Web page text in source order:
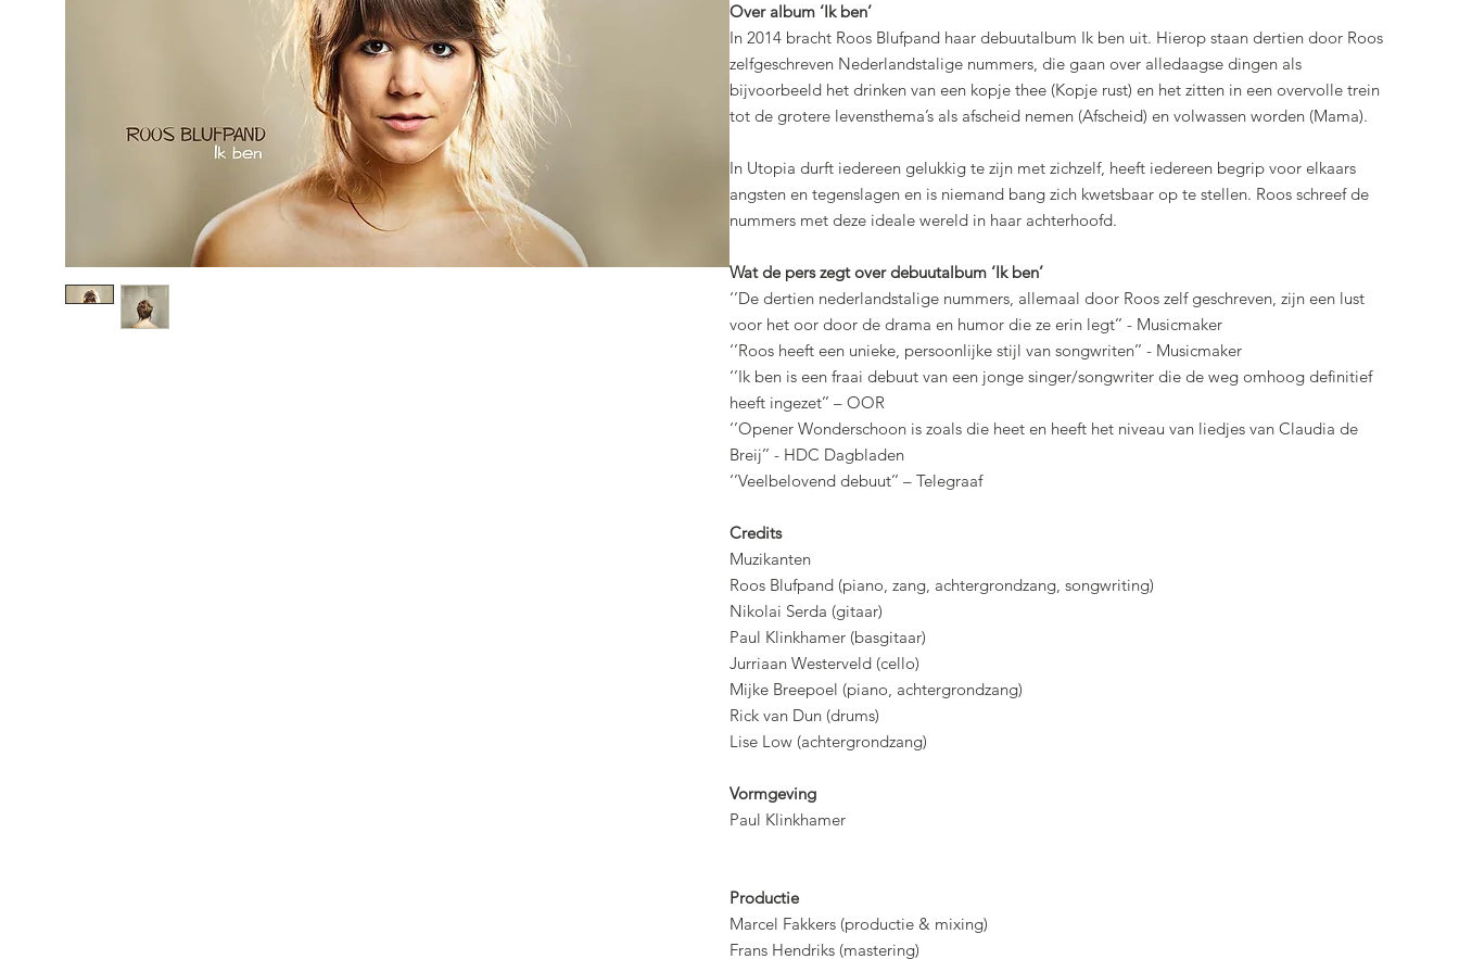
Over album ‘Ik ben’
In 2014 bracht Roos Blufpand haar debuutalbum Ik ben uit. Hierop staan dertien door Roos
zelfgeschreven Nederlandstalige nummers, die gaan over alledaagse dingen als
bijvoorbeeld het drinken van een kopje thee (Kopje rust) en het zitten in een overvolle trein
tot de grotere levensthema’s als afscheid nemen (Afscheid) en volwassen worden (Mama).
In Utopia durft iedereen gelukkig te zijn met zichzelf, heeft iedereen begrip voor elkaars
angsten en tegenslagen en is niemand bang zich kwetsbaar op te stellen. Roos schreef de
nummers met deze ideale wereld in haar achterhoofd.
Wat de pers zegt over debuutalbum ‘Ik ben’
‘’De dertien nederlandstalige nummers, allemaal door Roos zelf geschreven, zijn een lust
voor het oor door de drama en humor die ze erin legt’’ - Musicmaker
‘’Roos heeft een unieke, persoonlijke stijl van songwriten’’ - Musicmaker
‘’Ik ben is een fraai debuut van een jonge singer/songwriter die de weg omhoog definitief
heeft ingezet’’ – OOR
‘’Opener Wonderschoon is zoals die heet en heeft het niveau van liedjes van Claudia de
Breij’’ - HDC Dagbladen
‘’Veelbelovend debuut’’ – Telegraaf
Credits
Muzikanten
Roos Blufpand (piano, zang, achtergrondzang, songwriting)
Nikolai Serda (gitaar)
Paul Klinkhamer (basgitaar)
Jurriaan Westerveld (cello)
Mijke Breepoel (piano, achtergrondzang)
Rick van Dun (drums)
Lise Low (achtergrondzang)
Vormgeving
Paul Klinkhamer
Productie
Marcel Fakkers (productie & mixing)
Frans Hendriks (mastering)